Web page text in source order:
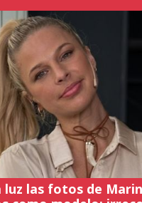
luz las fotos de